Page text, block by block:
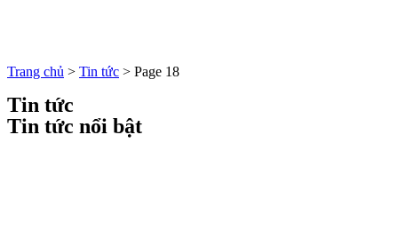
Trang chủ > Tin tức > Page 18
Tin tức
Tin tức nổi bật